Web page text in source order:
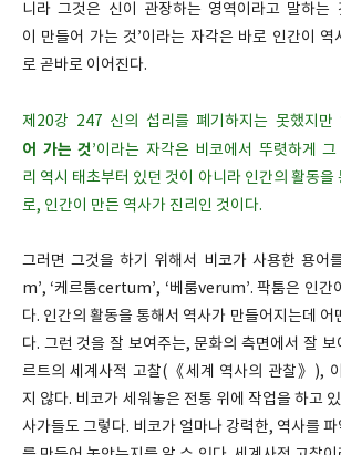
니라 그것은 신이 관장하는 영역이라고 말하는
이 만들어 가는 것’이라는 자각은 바로 인간이
로 곧바로 이어진다.
제20강 247 신의 섭리를 폐기하지는 못했지만
어 가는 것’이라는 자각은 비코에서 뚜렷하게
리 역시 태초부터 있던 것이 아니라 인간의 활동을
로, 인간이 만든 역사가 진리인 것이다.
그러면 그것을 하기 위해서 비코가 사용한 용어
m’, ‘케르툼certum’, ‘베룸verum’. 팍툼은 인간
다. 인간의 활동을 통해서 역사가 만들어지는데 어
다. 그런 것을 잘 보여주는, 문화의 측면에서 잘
르트의 세계사적 고찰(《세계 역사의 관찰》),
지 않다. 비코가 세워놓은 전통 위에 작업을 하고
사가들도 그렇다. 비코가 얼마나 강력한, 역사를